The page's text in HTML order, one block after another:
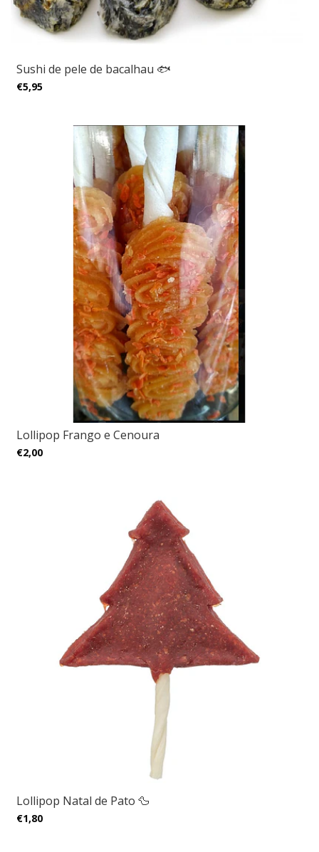
Sushi de pele de bacalhau 🐟
€5,95
Lollipop Frango e Cenoura
€2,00
Lollipop Natal de Pato 🦆
€1,80